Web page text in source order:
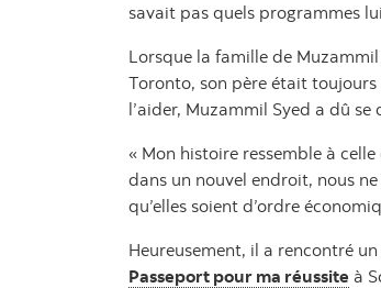
savait pas quels programmes
Lorsque la famille de
Toronto, son père était
l’aider, Muzammil Syed a dû se
« Mon histoire ressemble à
dans un nouvel endroit, nous
qu’elles soient d’ordre
Heureusement, il a rencontré
Passeport pour ma réussite à